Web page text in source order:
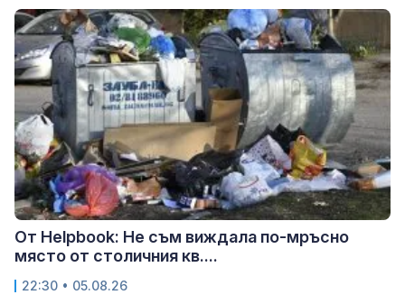
От Helpbook: Не съм виждала по-мръсно
място от столичния кв....
22:30 • 05.08.26